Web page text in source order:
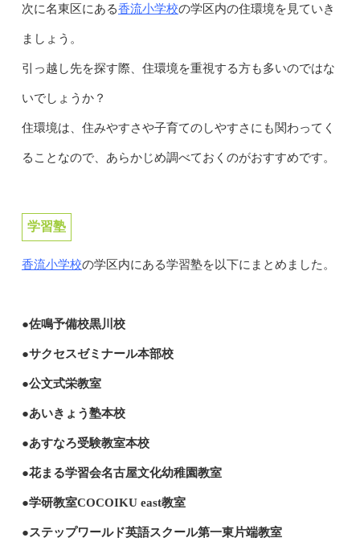
次に名東区にある香流小学校の学区内の住環境を見ていき
ましょう。
引っ越し先を探す際、住環境を重視する方も多いのではな
いでしょうか？
住環境は、住みやすさや子育てのしやすさにも関わってく
ることなので、あらかじめ調べておくのがおすすめです。
学習塾
香流小学校の学区内にある学習塾を以下にまとめました。
●佐鳴予備校黒川校
●サクセスゼミナール本部校
●公文式栄教室
●あいきょう塾本校
●あすなろ受験教室本校
●花まる学習会名古屋文化幼稚園教室
●学研教室COCOIKU east教室
●ステップワールド英語スクール第一東片端教室